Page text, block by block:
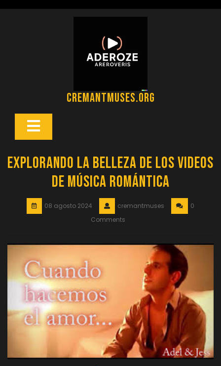
cremantmuses.org
Botón
Explorando la Belleza de los Videos
de Música Romántica
08 agosto 2024 cremantmuses
0
Comments